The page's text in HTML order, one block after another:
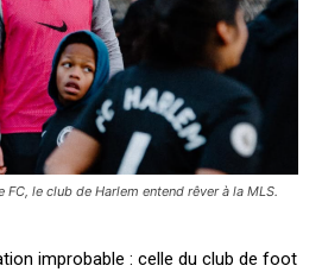
le club de Harlem entend rêver à la MLS.
improbable : celle du club de foot